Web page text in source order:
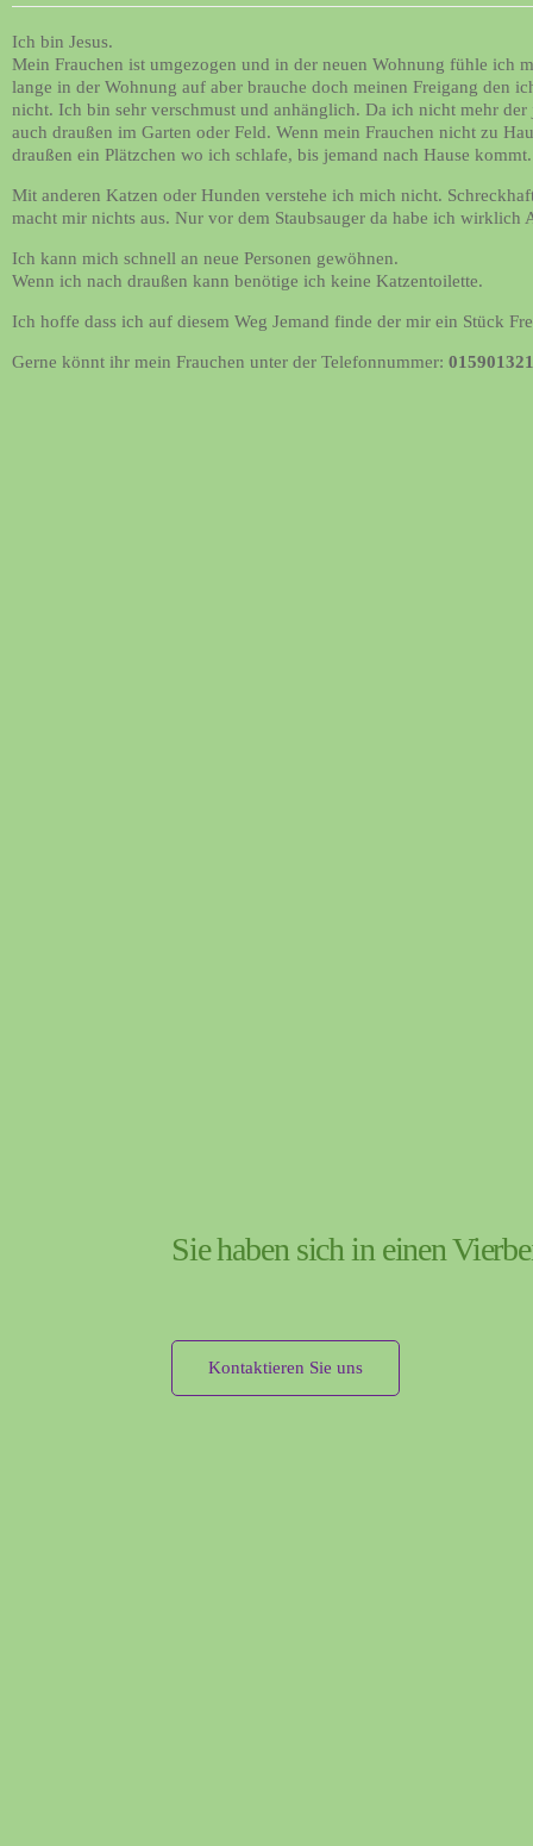
Ich bin Jesus.
Mein Frauchen ist umgezogen und in der neuen Wohnung fühle ich
lange in der Wohnung auf aber brauche doch meinen Freigang den
nicht. Ich bin sehr verschmust und anhänglich. Da ich nicht mehr
auch draußen im Garten oder Feld. Wenn mein Frauchen nicht zu
draußen ein Plätzchen wo ich schlafe, bis jemand nach Hause kommt.
Mit anderen Katzen oder Hunden verstehe ich mich nicht.
macht mir nichts aus. Nur vor dem Staubsauger da habe ich wirklich
Ich kann mich schnell an neue Personen gewöhnen.
Wenn ich nach draußen kann benötige ich keine Katzentoilette.
Ich hoffe dass ich auf diesem Weg Jemand finde der mir ein Stück
Gerne könnt ihr mein Frauchen unter der Telefonnummer:
Sie haben sich in einen
Kontaktieren Sie uns